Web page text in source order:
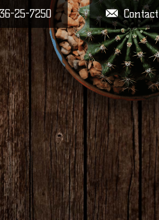
Contact
25-7250